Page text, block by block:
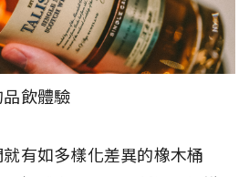
飲體驗
有如多樣化差異的橡木桶